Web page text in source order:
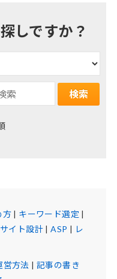
しですか？
方| キーワード選定 |
サイト設計|ASP | レ
営方法 | 記事の書き